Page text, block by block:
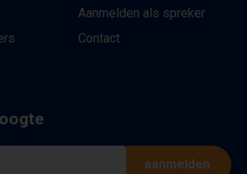
Aanmelden als spreker
Contact
aanmelden